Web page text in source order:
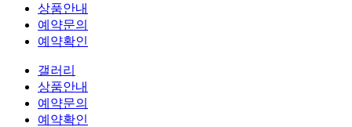
상품안내
예약문의
예약확인
갤러리
상품안내
예약문의
예약확인